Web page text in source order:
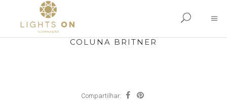
COLUNA BRITNER
Compartilhar: